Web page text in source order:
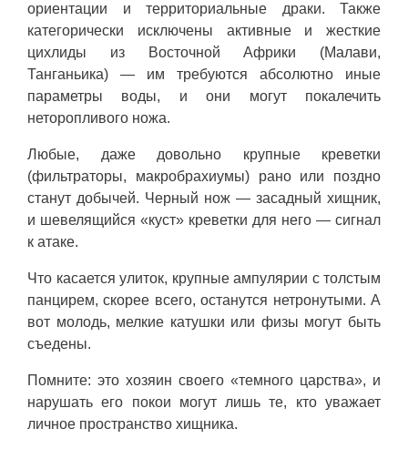
ориентации и территориальные драки. Также
категорически исключены активные и жесткие
цихлиды из Восточной Африки (Малави,
Танганьика) — им требуются абсолютно иные
параметры воды, и они могут покалечить
неторопливого ножа.
Любые, даже довольно крупные креветки
(фильтраторы, макробрахиумы) рано или поздно
станут добычей. Черный нож — засадный хищник,
и шевелящийся «куст» креветки для него — сигнал
к атаке.
Что касается улиток, крупные ампулярии с толстым
панцирем, скорее всего, останутся нетронутыми. А
вот молодь, мелкие катушки или физы могут быть
съедены.
Помните: это хозяин своего «темного царства», и
нарушать его покои могут лишь те, кто уважает
личное пространство хищника.